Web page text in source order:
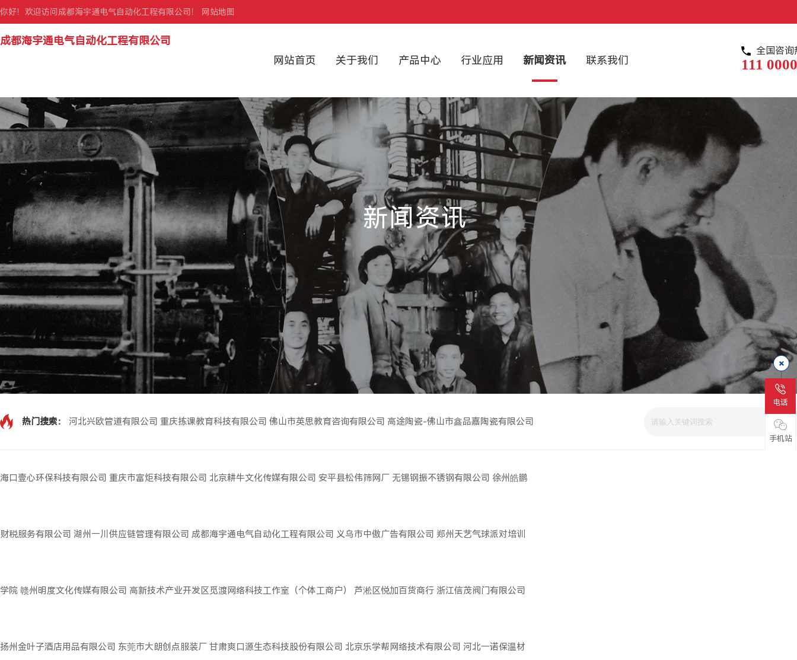
你好！欢迎访问成都海宇通电气自动化工程有限公司！ 网站地图
成都海宇通电气自动化工程有限公司
网站首页
关于我们 产品中心 行业应用 新闻资讯 联系我们
全国咨询
111
新闻资讯
热门搜索： 河北兴欧管道有限公司 重庆拣课教育科技有限公司 佛山市英思教育咨询有限公司 高途陶瓷-佛山市鑫品嘉陶瓷有限公司
海口壹心环保科技有限公司 重庆市富炬科技有限公司 北京耕牛文化传媒有限公司 安平县松伟筛网厂 无锡钢振不锈钢有限公司 徐州皓鹏
财税服务有限公司 湖州一川供应链管理有限公司 成都海宇通电气自动化工程有限公司 义乌市中傲广告有限公司 郑州天艺气球派对培训
学院 赣州明度文化传媒有限公司 高新技术产业开发区觅渡网络科技工作室（个体工商户） 芦淞区悦加百货商行 浙江信茂阀门有限公司
扬州金叶子酒店用品有限公司 东莞市大朗创点服装厂 甘肃爽口源生态科技股份有限公司 北京乐学帮网络技术有限公司 河北一诺保温材
电话
手机站